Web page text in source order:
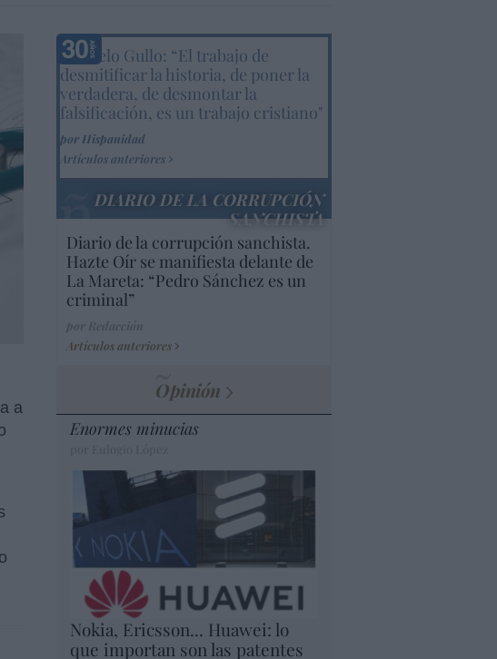
a
Marcelo Gullo: “El trabajo de
desmitificar la historia, de poner la
verdadera, de desmontar la
falsificación, es un trabajo cristiano"
por Hispanidad
Artículos anteriores
DIARIO DE LA CORRUPCIÓN
SANCHISTA
Diario de la corrupción sanchista.
Hazte Oír se manifiesta delante de
La Mareta: “Pedro Sánchez es un
criminal”
Artículos anteriores
Opinión
Enormes minucias
Nokia, Ericsson... Huawei: lo
que importan son las patentes